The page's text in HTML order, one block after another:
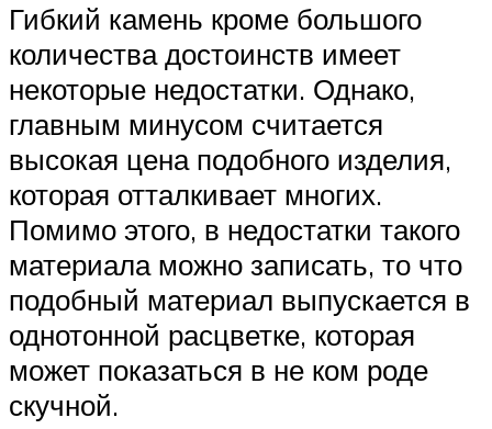
Гибкий камень кроме большого
количества достоинств имеет
некоторые недостатки. Однако,
главным минусом считается
высокая цена подобного изделия,
которая отталкивает многих.
Помимо этого, в недостатки такого
материала можно записать, то что
подобный материал выпускается в
однотонной расцветке, которая
может показаться в не ком роде
скучной.